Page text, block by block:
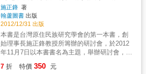
跡，穿越時空到兩百年多前的台灣，展開一趟
精彩絕倫的冒險旅程！
如星火的鄉野傳說，發揮文學乩童似的想像，
顛覆敵對的滿清所謂的歷史與供詞，精心講述
金娘的故事。兩百多年前，台灣天地會首領林
爽文號召十萬民兵反清抗稅，曾經是台灣最大
族群的西拉雅族大頭目、大尪姨金娘帶領部落
聯軍參與起義。「金娘」從此成為史上首位領
導反清卻被後人遺忘的女義士。天賦異稟的金
娘，從小習醫為人治病，又無師自通傳承先祖
施正鋒 著
翰蘆圖書 出版
2012/12/31 出版
本書是台灣原住民族研究學會的第一本書，創
始理事長施正鋒教授所籌辦的研討會，於2012
年11月7日以本書書名為主題，舉辦研討會，並
列論文集。1980年代，台灣原住民族展開了權
7 折 特價 350 元